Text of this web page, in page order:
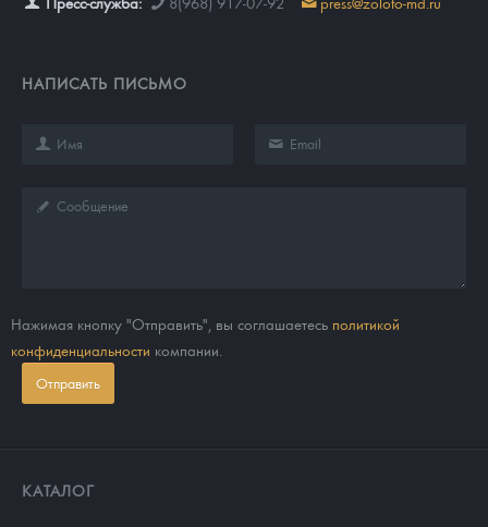
НАПИСАТЬ ПИСЬМО
Нажимая кнопку "Отправить", вы соглашаетесь политикой
конфиденциальности компании.
Отправить
КАТАЛОГ